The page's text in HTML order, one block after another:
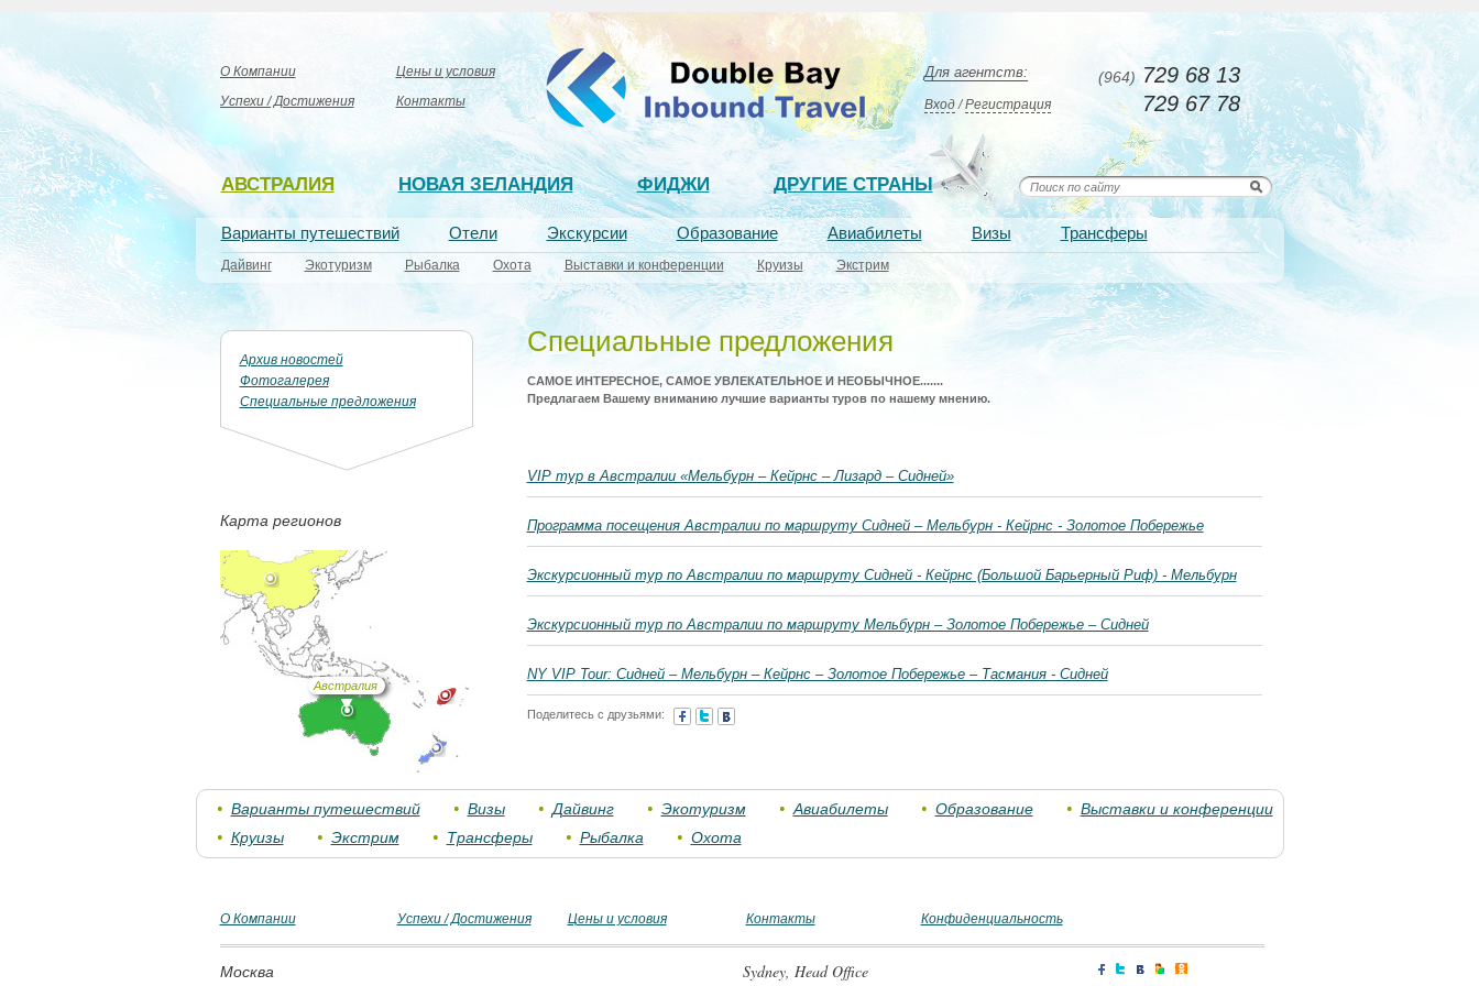
О Компании
Цены и условия
Успехи / Достижения
Контакты
Для агентств:
Вход/ Регистрация
(964)729 68 13
729 67 78
АВСТРАЛИЯ
Варианты путешествий
Дайвинг Экотуризм Рыбалка Охота Выставки и конференции Круизы Экстрим
Отели Экскурсии Образование Авиабилеты Визы Трансферы
НОВАЯ ЗЕЛАНДИЯ ФИДЖИ ДРУГИЕ СТРАНЫ
Архив новостей
Фотогалерея
Специальные предложения
Карта регионов
Австралия
Специальные предложения
САМОЕ ИНТЕРЕСНОЕ, САМОЕ УВЛЕКАТЕЛЬНОЕ И НЕОБЫЧНОЕ.......
Предлагаем Вашему вниманию лучшие варианты туров по нашему мнению.
VIP тур в Австралии «Мельбурн – Кейрнс – Лизард – Сидней»
Программа посещения Австралии по маршруту Сидней – Мельбурн - Кейрнс - Золотое Побережье
Экскурсионный тур по Австралии по маршруту Сидней - Кейрнс (Большой Барьерный Риф) - Мельбурн
Экскурсионный тур по Австралии по маршруту Мельбурн – Золотое Побережье – Сидней
NY VIP Tour: Сидней – Мельбурн – Кейрнс – Золотое Побережье – Тасмания - Сидней
Поделитесь с друзьями:
Варианты путешествий Визы Дайвинг Экотуризм Авиабилеты Образование
Выставки и конференции
Круизы
Экстрим Трансферы Рыбалка Охота
О Компании Успехи / Достижения Цены и условия Контакты Конфиденциальность
Москва Sydney, Head Office